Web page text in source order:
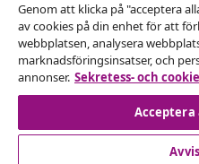
Upptäck mer
© 2008-2026 vidaXL
Genom att klicka på "acceptera
av cookies på din enhet för att
webbplatsen, analysera
marknadsföringsinsatser, och
annonser. Sekretess- och
Acceptera